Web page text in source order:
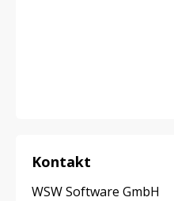
Kontakt
WSW Software GmbH